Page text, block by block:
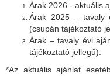
Árak 2026 - aktuális
Árak 2025 – tavaly
(csupán tájékoztató
Árak – tavaly évi
tájékoztató jellegű).
*Az aktuális ajánlat